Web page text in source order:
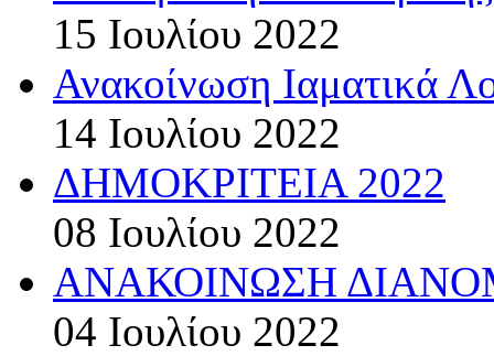
15 Ιουλίου 2022
Ανακοίνωση Ιαματικά
14 Ιουλίου 2022
ΔΗΜΟΚΡΙΤΕΙΑ 2022
08 Ιουλίου 2022
ΑΝΑΚΟΙΝΩΣΗ
04 Ιουλίου 2022